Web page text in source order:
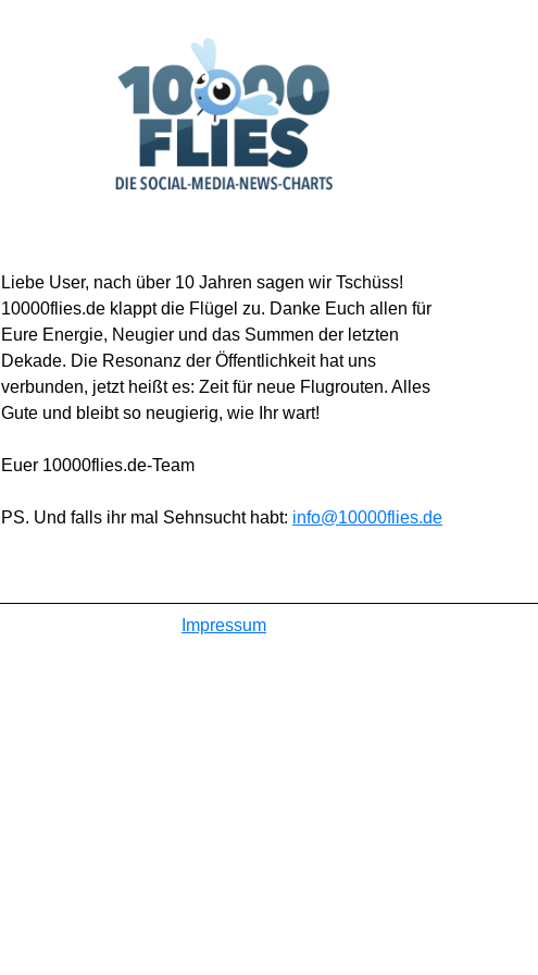
Liebe User, nach über 10 Jahren sagen wir Tschüss!
10000flies.de klappt die Flügel zu. Danke Euch allen für
Eure Energie, Neugier und das Summen der letzten
Dekade. Die Resonanz der Öffentlichkeit hat uns
verbunden, jetzt heißt es: Zeit für neue Flugrouten. Alles
Gute und bleibt so neugierig, wie Ihr wart!
Euer 10000flies.de-Team
PS. Und falls ihr mal Sehnsucht habt: info@10000flies.de
Impressum